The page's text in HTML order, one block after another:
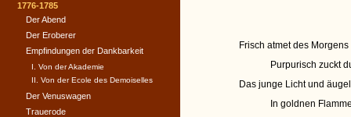
Frisch atmet des
Purpurisch zuckt
Das junge Licht und
In goldnen
1776-1785
Der Abend
Der Eroberer
Empfindungen der Dankbarkeit
I. Von der Akademie
II. Von der Ecole des Demoiselles
Der Venuswagen
Trauerode